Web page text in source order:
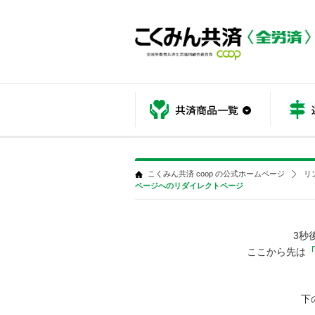
こくみん共済 coop の公式ホームページ
リ
ページへのリダイレクトページ
3秒
ここから先は
下